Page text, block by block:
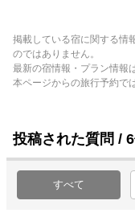
掲載している宿に関する情
のではありません。
最新の宿情報・プラン情報
本ページからの旅行予約で
投稿された質問 /
すべて